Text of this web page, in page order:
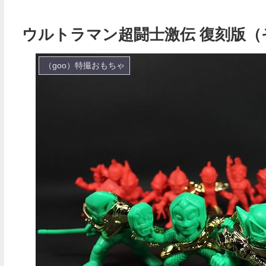
ウルトラマン超闘士激伝 復刻版（
（goo）特撮おもちゃ